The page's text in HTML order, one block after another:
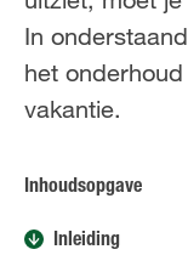
In
het
vakantie.
Inhoudsopgave
Inleiding